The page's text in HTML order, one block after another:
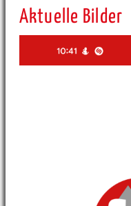
Aktuelle Bilder